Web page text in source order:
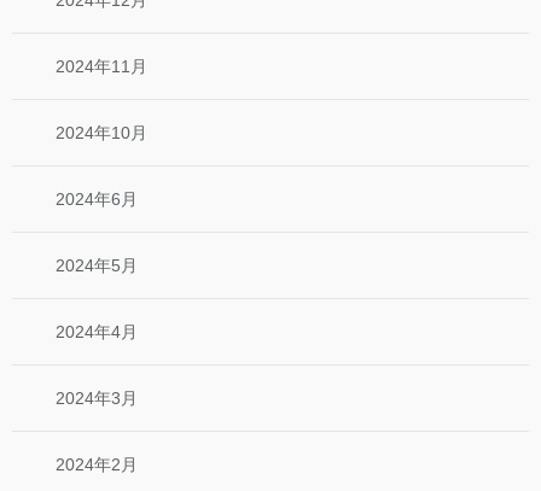
2024年11月
2024年10月
2024年6月
2024年5月
2024年4月
2024年3月
2024年2月